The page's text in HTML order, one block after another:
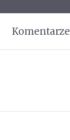
Komentarze